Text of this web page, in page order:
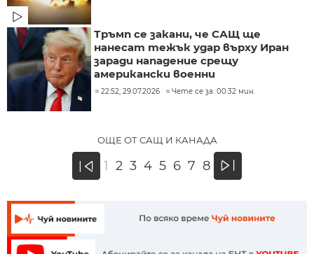
Тръмп се закани, че САЩ ще
нанесат тежък удар върху Иран
заради нападение срещу
американски военни
22:52, 29.07.2026 Чете се за: 00:32 мин.
ОЩЕ ОТ САЩ И КАНАДА
« 1 2 3 4 5 6 7 8 »